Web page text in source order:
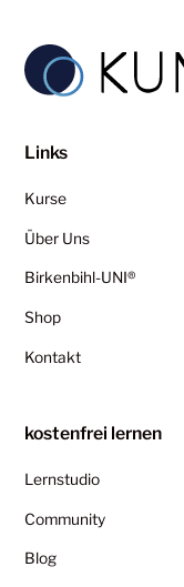
Links
Kurse
Über Uns
Birkenbihl-UNI®
Shop
Kontakt
kostenfrei lernen
Lernstudio
Community
Blog